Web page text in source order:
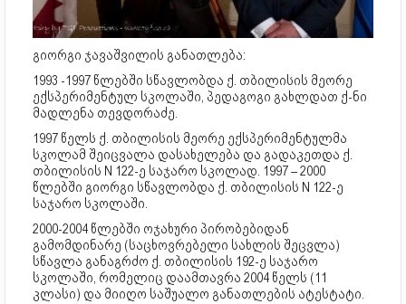
გიორგი ჯავაშვილის განათლება:
1993 -1997 წლებში სწავლობდა ქ. თბილისის მეორე
ექსპერიმენტულ სკოლაში, პედაგოგი გახლდათ ქ-ნი
მადლენა თევდორაძე.
1997 წელს ქ. თბილისის მეორე ექსპერიმენტულმა
სკოლამ შეიცვალა დასახელება და გადაკეთდა ქ.
თბილისის N 122-ე საჯარო სკოლად. 1997 – 2000
წლებში გიორგი სწავლობდა ქ. თბილისის N 122-ე
საჯარო სკოლაში.
2000-2004 წლებში ოჯახური პირობებიდან
გამომდინარე (საცხოვრებელი სახლის შეცვლა)
სწავლა განაგრძო ქ. თბილისის 192-ე საჯარო
სკოლაში, რომელიც დაამთავრა 2004 წელს (11
კლასი) და მიიღო საშუალო განათლების ატესტატი.